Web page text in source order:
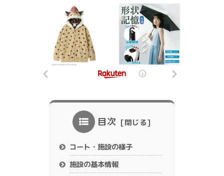
目次
コート・施設の様子
施設の基本情報